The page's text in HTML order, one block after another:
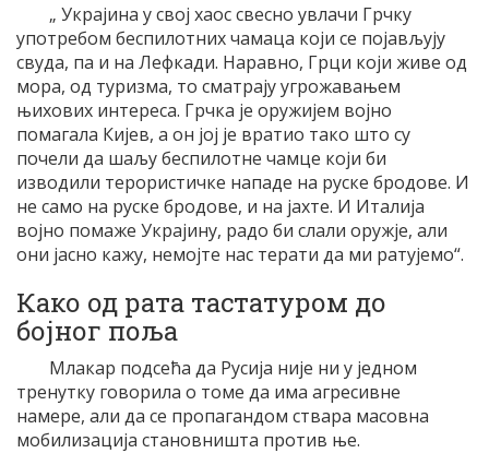
„ Украјина у свој хаос свесно увлачи Грчку
употребом беспилотних чамаца који се појављују
свуда, па и на Лефкади. Наравно, Грци који живе од
мора, од туризма, то сматрају угрожавањем
њихових интереса. Грчка је оружијем војно
помагала Кијев, а он јој је вратио тако што су
почели да шаљу беспилотне чамце који би
изводили терористичке нападе на руске бродове. И
не само на руске бродове, и на јахте. И Италија
војно помаже Украјину, радо би слали оружје, али
они јасно кажу, немојте нас терати да ми ратујемо“.
Како од рата тастатуром до
бојног поља
Млакар подсећа да Русија није ни у једном
тренутку говорила о томе да има агресивне
намере, али да се пропагандом ствара масовна
мобилизација становништа против ње.